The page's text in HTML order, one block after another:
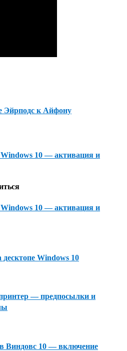
Эйрподс к Айфону
10 — активация и
10 — активация и
Windows 10
— предпосылки и
Виндовс 10 — включение